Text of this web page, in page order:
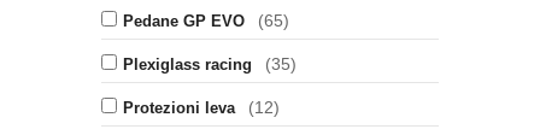
Pedane GP EVO (65)
Plexiglass racing (35)
Protezioni leva (12)